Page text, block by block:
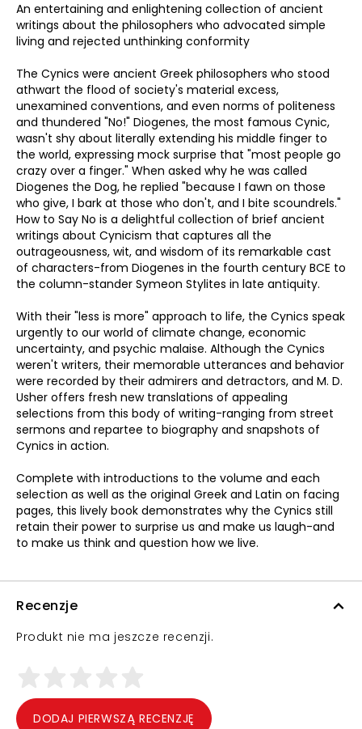
An entertaining and enlightening collection of ancient
writings about the philosophers who advocated simple
living and rejected unthinking conformity
The Cynics were ancient Greek philosophers who stood
athwart the flood of society's material excess,
unexamined conventions, and even norms of politeness
and thundered "No!" Diogenes, the most famous Cynic,
wasn't shy about literally extending his middle finger to
the world, expressing mock surprise that "most people go
crazy over a finger." When asked why he was called
Diogenes the Dog, he replied "because I fawn on those
who give, I bark at those who don't, and I bite scoundrels."
How to Say No is a delightful collection of brief ancient
writings about Cynicism that captures all the
outrageousness, wit, and wisdom of its remarkable cast
of characters-from Diogenes in the fourth century BCE to
the column-stander Symeon Stylites in late antiquity.
With their "less is more" approach to life, the Cynics speak
urgently to our world of climate change, economic
uncertainty, and psychic malaise. Although the Cynics
weren't writers, their memorable utterances and behavior
were recorded by their admirers and detractors, and M. D.
Usher offers fresh new translations of appealing
selections from this body of writing-ranging from street
sermons and repartee to biography and snapshots of
Cynics in action.
Complete with introductions to the volume and each
selection as well as the original Greek and Latin on facing
pages, this lively book demonstrates why the Cynics still
retain their power to surprise us and make us laugh-and
to make us think and question how we live.
Recenzje
Produkt nie ma jeszcze recenzji.
DODAJ PIERWSZĄ RECENZJĘ